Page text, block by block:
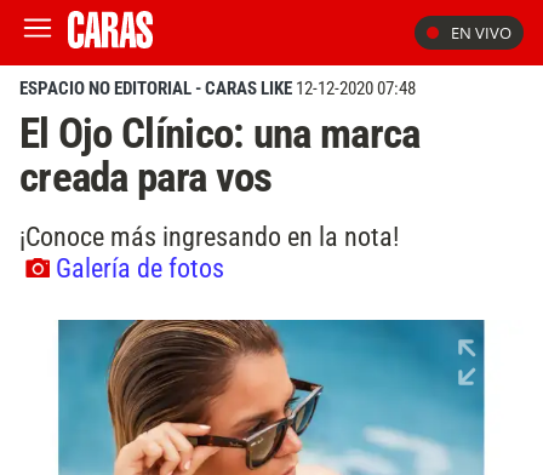
EN VIVO
ESPACIO NO EDITORIAL - CARAS LIKE 12-12-2020 07:48
El Ojo Clínico: una marca
creada para vos
¡Conoce más ingresando en la nota!
Galería de fotos